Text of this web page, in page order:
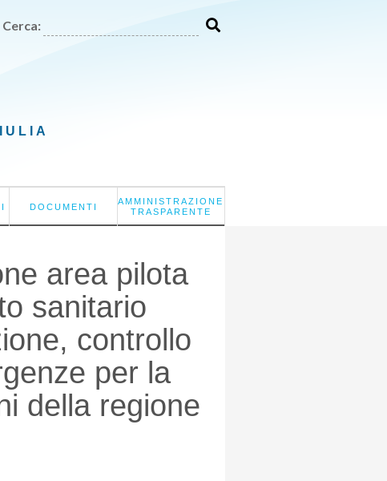
Cerca:
DOCUMENTI
AMMINISTRAZIONE
TRASPARENTE
area pilota
sanitario
controllo
per la
della regione